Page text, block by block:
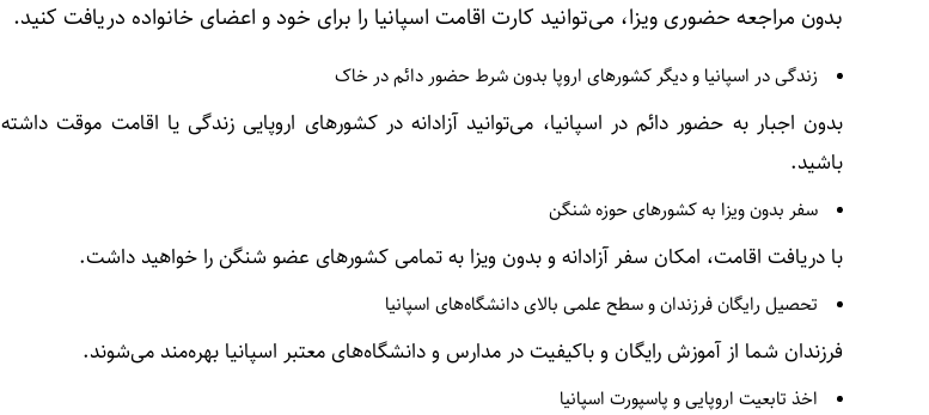
بدون مراجعه حضوری ویزا، می‌توانید کارت اقامت اسپانیا را برای خود و اعضای خانواده دریافت کنید.
زندگی در اسپانیا و دیگر کشورهای اروپا بدون شرط حضور دائم در خاک
بدون اجبار به حضور دائم در اسپانیا، می‌توانید آزادانه در کشورهای اروپایی زندگی یا اقامت موقت داشته
باشید.
سفر بدون ویزا به کشورهای حوزه شنگن
با دریافت اقامت، امکان سفر آزادانه و بدون ویزا به تمامی کشورهای عضو شنگن را خواهید داشت.
تحصیل رایگان فرزندان و سطح علمی بالای دانشگاه‌های اسپانیا
فرزندان شما از آموزش رایگان و باکیفیت در مدارس و دانشگاه‌های معتبر اسپانیا بهره‌مند می‌شوند.
اخذ تابعیت اروپایی و پاسپورت اسپانیا